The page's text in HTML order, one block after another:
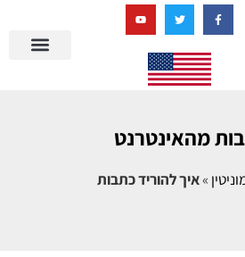
מהאינטרנט
»איך להוריד כתבות